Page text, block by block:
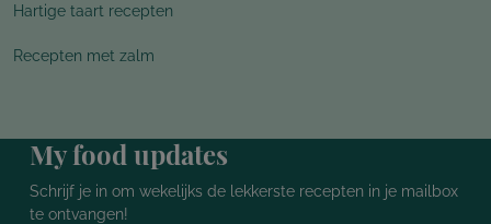
Hartige taart recepten
Recepten met zalm
My food updates
Schrijf je in om wekelijks de lekkerste recepten in je mailbox
te ontvangen!